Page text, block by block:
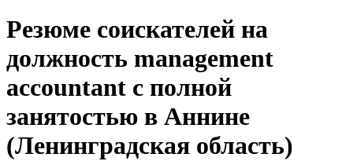
Резюме соискателей на
должность management
accountant с полной
занятостью в Аннине
(Ленинградская область)